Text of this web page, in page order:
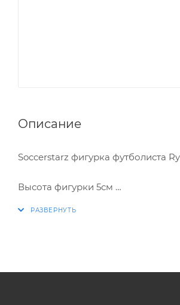
Описание
Soccerstarz фигурка футболиста
Высота фигурки 5см